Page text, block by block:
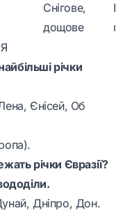
Снігове,
дощове
річки
Єнісей, Об
річки Євразії?
Дніпро, Дон.